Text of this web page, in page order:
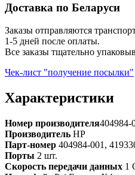
Доставка по Беларуси
Заказы отправляются
1-5 дней после оплаты.
Все заказы тщательно
Чек-лист "получение посылки"
Характеристики
Номер производителя404984-
Производитель HP
Парт-номер 404984-001,
Порты 2 шт.
Скорость передачи данных 1